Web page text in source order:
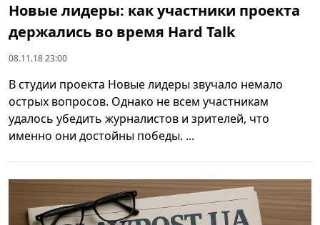
Новые лидеры: как участники проекта
держались во время Hard Talk
08.11.18 23:00
В студии проекта Новые лидеры звучало немало
острых вопросов. Однако не всем участникам
удалось убедить журналистов и зрителей, что
именно они достойны победы. ...